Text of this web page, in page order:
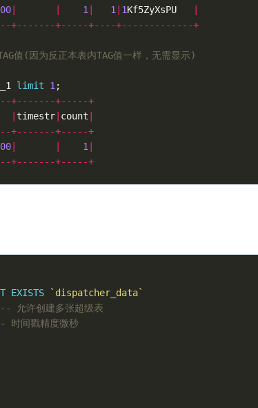
| | 1 | 1 | 1Kf5ZyXsPU
|
+-----+----+-------------+
值(因为反正本表内TAG值一样，无需显示)
limit 1 ;
+-------+-----+
| timestr| count |
+-------+-----+
| | 1 |
+-------+-----+
EXISTS
`dispatcher_data`
-- 允许创建多张超级表
时间戳精度微秒